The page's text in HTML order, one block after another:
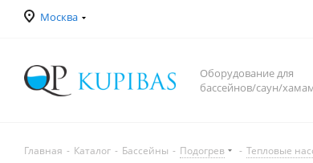
Москва
Оборудование для
бассейнов/саун/
Главная - Каталог - Бассейны - Подогрев - Тепловые